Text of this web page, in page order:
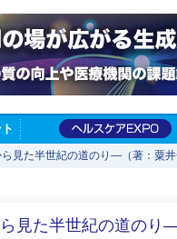
た半世紀の道のり—（著：粟井
見た半世紀の道のり